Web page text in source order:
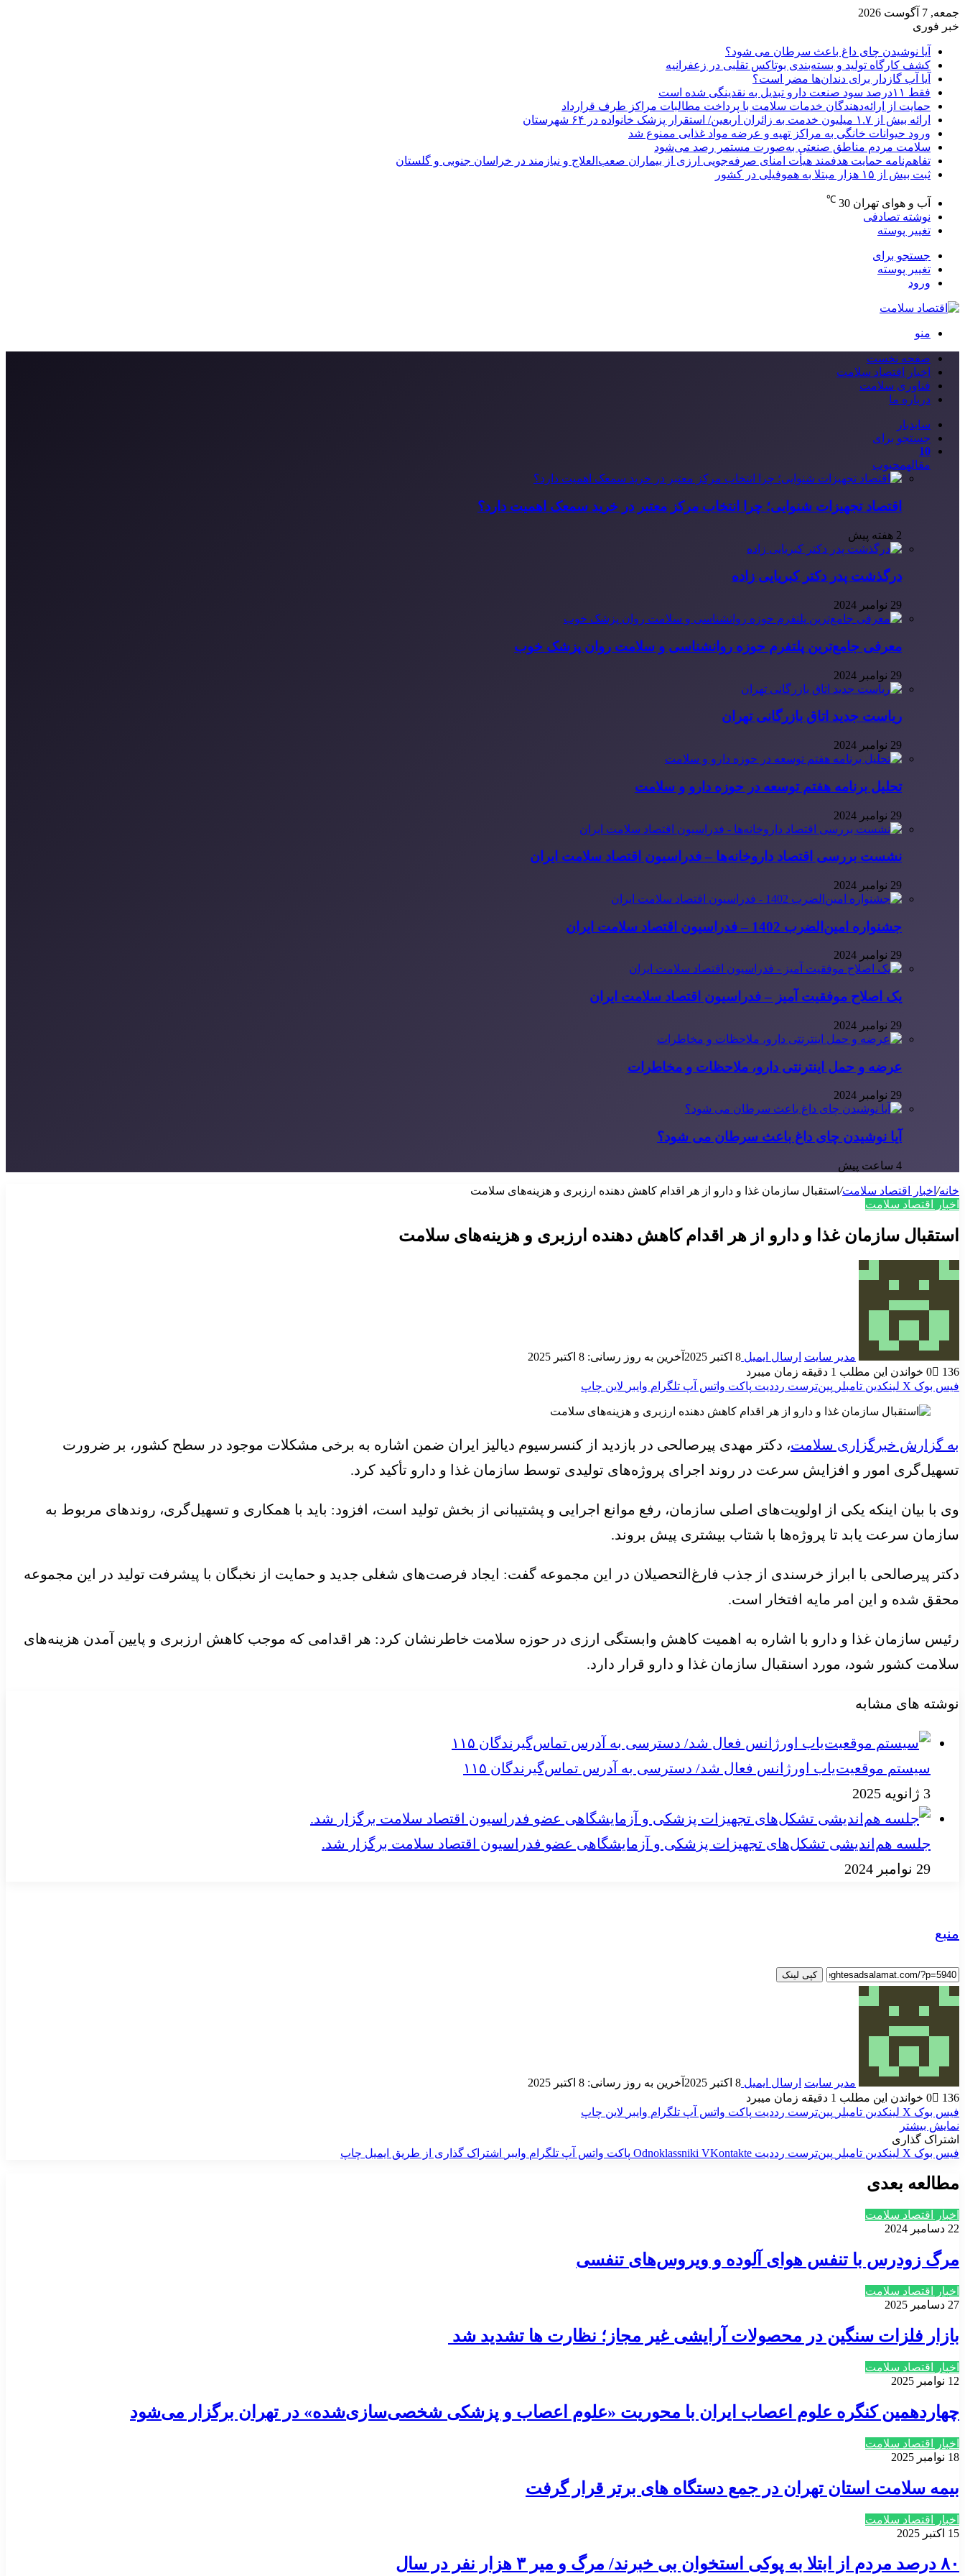
جمعه, 7 آگوست 2026
خبر فوری
آیا نوشیدن چای داغ باعث سرطان می شود؟
کشف کارگاه تولید و بسته‌بندی بوتاکس تقلبی در زعفرانیه
آیا آب گازدار برای دندان‌ها مضر است؟
فقط ۱۱‌درصد سود صنعت دارو تبدیل به نقدینگی شده است
حمایت از ارائه‌دهندگان خدمات سلامت با پرداخت مطالبات مراکز طرف قرارداد
ارائه بیش از ۱.۷ میلیون خدمت به زائران اربعین/ استقرار پزشک خانواده در ۶۴ شهرستان
ورود حیوانات خانگی به مراکز تهیه و عرضه مواد غذایی ممنوع شد
سلامت مردم مناطق صنعتی به‌صورت مستمر رصد می‌شود
تفاهم‌نامه حمایت هدفمند هیأت امنای صرفه‌جویی ارزی از بیماران صعب‌العلاج و نیازمند در خراسان جنوبی و گلستان
ثبت بیش از ۱۵ هزار مبتلا به هموفیلی در کشور
آب و هوای تهران 30
℃
نوشته تصادفی
تغییر پوسته
جستجو برای
تغییر پوسته
ورود
منو
صفحه نخست
اخبار اقتصاد سلامت
فناوری سلامت
درباره ما
سایدبار
جستجو برای
10
مقالهمحبوب
اقتصاد تجهیزات شنوایی؛ چرا انتخاب مرکز معتبر در خرید سمعک اهمیت دارد؟
2 هفته پیش
درگذشت پدر دکتر کبریایی زاده
29 نوامبر 2024
معرفی جامع‌ترین پلتفرم حوزه روانشناسی و سلامت روان پزشک خوب
29 نوامبر 2024
ریاست جدید اتاق بازرگانی تهران
29 نوامبر 2024
تحلیل برنامه هفتم توسعه در حوزه دارو و سلامت
29 نوامبر 2024
نشست بررسی اقتصاد داروخانه‌ها – فدراسیون اقتصاد سلامت ایران
29 نوامبر 2024
جشنواره امین‌الضرب 1402 – فدراسیون اقتصاد سلامت ایران
29 نوامبر 2024
یک اصلاح موفقیت آمیز – فدراسیون اقتصاد سلامت ایران
29 نوامبر 2024
عرضه و حمل اینترنتی دارو، ملاحظات و مخاطرات
29 نوامبر 2024
آیا نوشیدن چای داغ باعث سرطان می شود؟
4 ساعت پیش
خانه/ اخبار اقتصاد سلامت/ استقبال سازمان غذا و دارو از هر اقدام کاهش دهنده ارزبری و هزینه‌های سلامت
اخبار اقتصاد سلامت
استقبال سازمان غذا و دارو از هر اقدام کاهش دهنده ارزبری و هزینه‌های سلامت
مدیر سایت ارسال ایمیل 8 اکتبر 2025
آخرین به روز رسانی: 8 اکتبر 2025
0
136
خواندن این مطلب 1 دقیقه زمان میبرد
فیس بوک X لینکدین ‫تامبلر ‫پین‌ترست ‫رددیت پاکت واتس آپ تلگرام وایبر لاین چاپ
به گزارش خبرگزاری سلامت، دکتر مهدی پیرصالحی در بازدید از کنسرسیوم دیالیز ایران ضمن اشاره به برخی مشکلات موجود در سطح کشور، بر ضرورت
تسهیل‌گری امور و افزایش سرعت در روند اجرای پروژه‌های تولیدی توسط سازمان غذا و دارو تأکید کرد.
وی با بیان اینکه یکی از اولویت‌های اصلی سازمان، رفع موانع اجرایی و پشتیبانی از بخش تولید است، افزود: باید با همکاری و تسهیل‌گری، روندهای مربوط به
سازمان سرعت یابد تا پروژه‌ها با شتاب بیشتری پیش بروند.
دکتر پیرصالحی با ابراز خرسندی از جذب فارغ‌التحصیلان در این مجموعه گفت: ایجاد فرصت‌های شغلی جدید و حمایت از نخبگان با پیشرفت تولید در این مجموعه
محقق شده و این امر مایه افتخار است.
رئیس سازمان غذا و دارو با اشاره به اهمیت کاهش وابستگی ارزی در حوزه سلامت خاطرنشان کرد: هر اقدامی که موجب کاهش ارزبری و پایین آمدن هزینه‌های
سلامت کشور شود، مورد اسنقبال سازمان غذا و دارو قرار دارد.
نوشته های مشابه
سیستم موقعیت‌یاب اورژانس فعال شد/ دسترسی به آدرس تماس‌گیرندگان ۱۱۵
3 ژانویه 2025
جلسه هم‌اندیشی تشکل‌های تجهیزات پزشکی و آزمایشگاهی عضو فدراسیون اقتصاد سلامت برگزار شد.
29 نوامبر 2024
منبع
کپی لینک
مدیر سایت ارسال ایمیل 8 اکتبر 2025
آخرین به روز رسانی: 8 اکتبر 2025
0
136
خواندن این مطلب 1 دقیقه زمان میبرد
فیس بوک X لینکدین ‫تامبلر ‫پین‌ترست ‫رددیت پاکت واتس آپ تلگرام وایبر لاین چاپ
نمایش بیشتر
اشتراک گذاری
فیس بوک X لینکدین ‫تامبلر ‫پین‌ترست ‫رددیت ‫VKontakte
‫Odnoklassniki پاکت واتس آپ تلگرام وایبر اشتراک گذاری از طریق ایمیل چاپ
مطالعه بعدی
اخبار اقتصاد سلامت
22 دسامبر 2024
مرگ زودرس با تنفس هوای آلوده و ویروس‌های تنفسی
اخبار اقتصاد سلامت
27 دسامبر 2025
بازار فلزات سنگین در محصولات آرایشی غیر مجاز؛ نظارت ها تشدید شد
اخبار اقتصاد سلامت
12 نوامبر 2025
چهاردهمین کنگره علوم اعصاب ایران با محوریت «علوم اعصاب و پزشکی شخصی‌سازی‌شده» در تهران برگزار می‌شود
اخبار اقتصاد سلامت
18 نوامبر 2025
بیمه سلامت استان تهران در جمع دستگاه های برتر قرار گرفت
اخبار اقتصاد سلامت
15 اکتبر 2025
۸۰ درصد مردم از ابتلا به پوکی استخوان بی خبرند/ مرگ و میر ۳ هزار نفر در سال